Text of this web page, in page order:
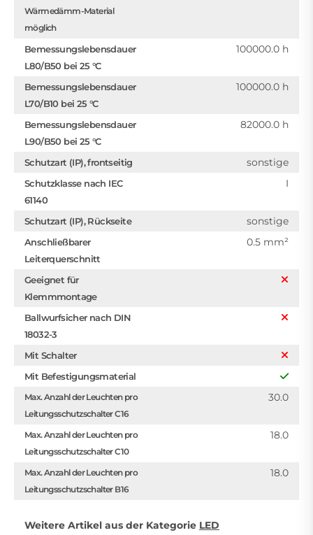
Wärmedämm-Material
möglich
Bemessungslebensdauer
L80/B50 bei 25 °C
100000.0 h
Bemessungslebensdauer
L70/B10 bei 25 °C
100000.0 h
Bemessungslebensdauer
L90/B50 bei 25 °C
82000.0 h
Schutzart (IP), frontseitig sonstige
Schutzklasse nach IEC
61140
I
Schutzart (IP), Rückseite sonstige
Anschließbarer
Leiterquerschnitt
0.5 mm²
Geeignet für
Klemmmontage
Ballwurfsicher nach DIN
18032-3
Mit Schalter
Mit Befestigungsmaterial
Max. Anzahl der Leuchten pro
Leitungsschutzschalter C16
30.0
Max. Anzahl der Leuchten pro
Leitungsschutzschalter C10
18.0
Max. Anzahl der Leuchten pro
Leitungsschutzschalter B16
18.0
Weitere Artikel aus der Kategorie LED